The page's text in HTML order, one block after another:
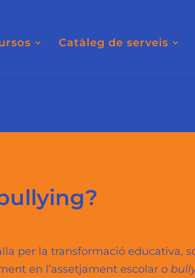
Catàleg de serveis
per la transformació educativa,
en l’assetjament escolar o